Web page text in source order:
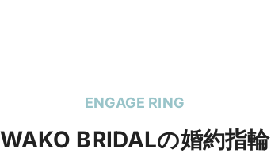
ENGAGE RING
WAKO BRIDALの婚約指輪